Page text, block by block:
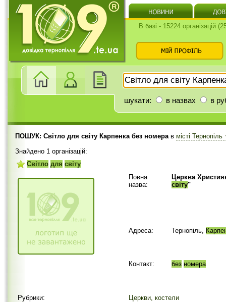
В базі - 15224 організацій
шукати: в назвах в
ПОШУК: Світло для світу Карпенка без номерав місті Тернопіль
Знайдено 1 організацій:
Світло для світу
Повна
назва:
Церква
світу"
Адреса: Тернопіль,
Контакт: без номера
Рубрики:
Церкви, костели